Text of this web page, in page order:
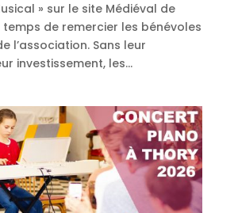
» sur le site Médiéval de
temps de remercier les bénévoles
l’association. Sans leur
investissement, les...